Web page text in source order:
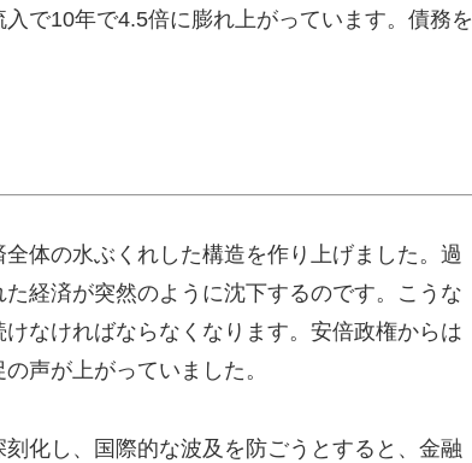
で10年で4.5倍に膨れ上がっています。債務を
体の水ぶくれした構造を作り上げました。過
経済が突然のように沈下するのです。こうな
なければならなくなります。安倍政権からは
声が上がっていました。
化し、国際的な波及を防ごうとすると、金融